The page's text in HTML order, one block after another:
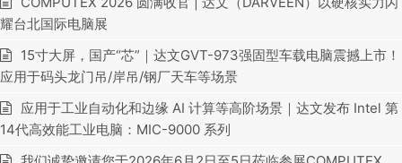
耀台北国际电脑展
15寸大屏，国产“芯”｜达文GVT-973强固型车载电脑震撼上市！
应用于码头龙门吊/岸吊/钢厂天车等场景
应用于工业自动化和边缘 AI 计算等高阶场景｜达文发布 Intel 第
14代高效能工业电脑：MIC-9000 系列